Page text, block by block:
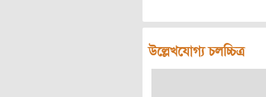
উল্লেখযোগ্য চলচ্চিত্র